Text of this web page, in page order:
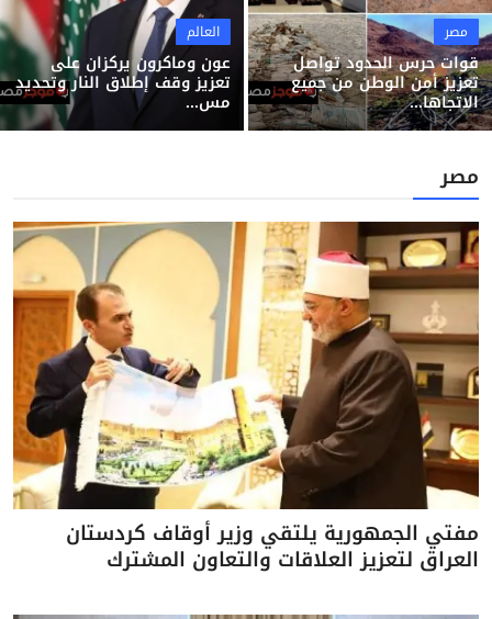
مصر
قوات حرس الحدود تواصل
تعزيز أمن الوطن من جميع
الاتجاها...
العالم
عون وماكرون يركزان على
تعزيز وقف إطلاق النار وتحديد
مس...
مصر
مفتي الجمهورية يلتقي وزير أوقاف كردستان
العراق لتعزيز العلاقات والتعاون المشترك